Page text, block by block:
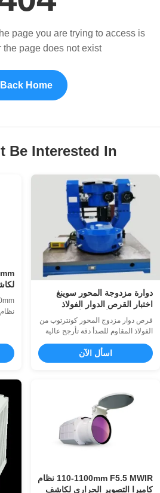
page you are trying to access is
the page does not exist.
Back Home
Be Interested In
دوارة مزدوجة المحور سوينغ
اختبار القرص الدوار الفولاذ
المقاوم للصدأ دقة التأرجح العالية
ودقة معدل الزاوي
قرص دوار مزدوج المحور كونترتوب من
الفولاذ المقاوم للصدأ دقة تأرجح عالية
ودقة معدل الزاوية نوع نوع الهيكل يوتا
وظيفة موضع الموقف والسرعة والتأثير
حجم الجدول φ420 مم / 580 مم φ320
التأرجح الإطار الخارجي ± 3 " ...
اسأل الآن
110-1100mm F5.5 MWIR نظام
كاميرا التصوير الحراري لكاشف